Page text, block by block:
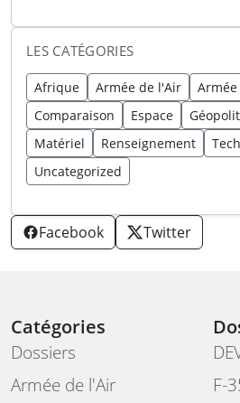
LES CATÉGORIES
Afrique Armée de l'Air
Comparaison
Espace
Matériel
Renseignement
Uncategorized
Facebook Twitter
Catégories
Dossiers
Armée de l'Air
F-